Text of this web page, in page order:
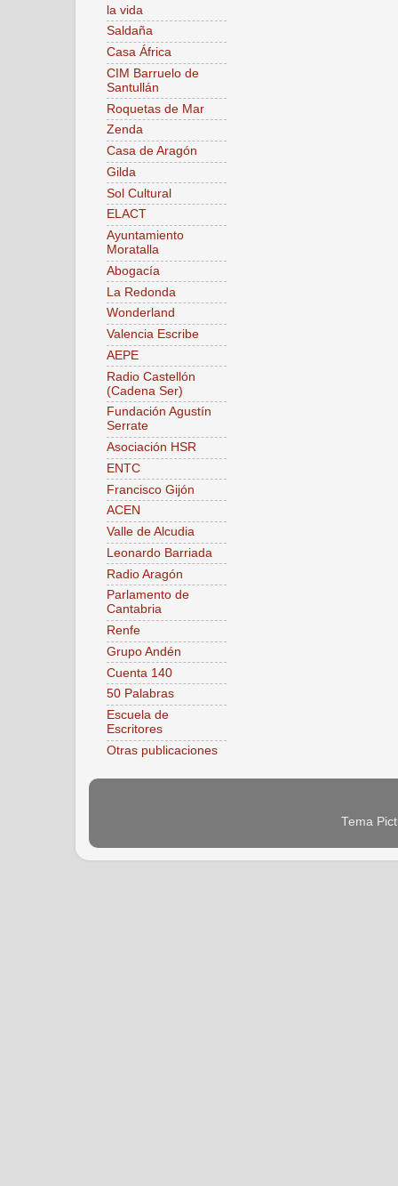
la vida
Saldaña
Casa África
CIM Barruelo de
Santullán
Roquetas de Mar
Zenda
Casa de Aragón
Gilda
Sol Cultural
ELACT
Ayuntamiento
Moratalla
Abogacía
La Redonda
Wonderland
Valencia Escribe
AEPE
Radio Castellón
(Cadena Ser)
Fundación Agustín
Serrate
Asociación HSR
ENTC
Francisco Gijón
ACEN
Valle de Alcudia
Leonardo Barriada
Radio Aragón
Parlamento de
Cantabria
Renfe
Grupo Andén
Cuenta 140
50 Palabras
Escuela de
Escritores
Otras publicaciones
Tema